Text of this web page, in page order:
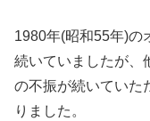
1980年(昭和55年)の
続いていましたが、
の不振が続いていた
りました。